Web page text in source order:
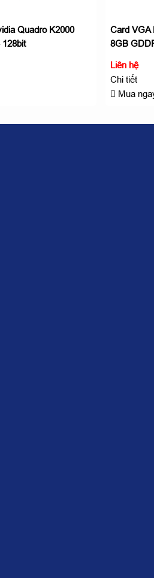
Quadro K2000
Card VGA
8GB
Liên hệ
Chi tiết
Mua